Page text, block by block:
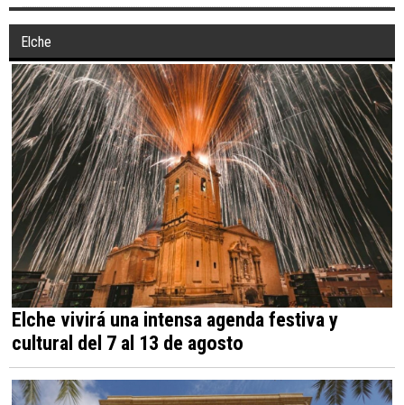
Elche
Elche vivirá una intensa agenda festiva y
cultural del 7 al 13 de agosto